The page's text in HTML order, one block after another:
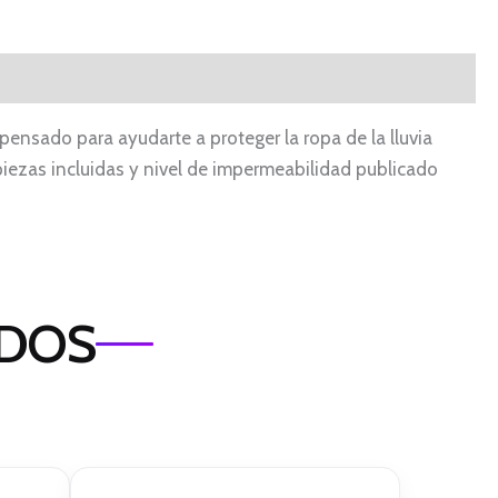
para ayudarte a proteger la ropa de la lluvia
incluidas y nivel de impermeabilidad publicado